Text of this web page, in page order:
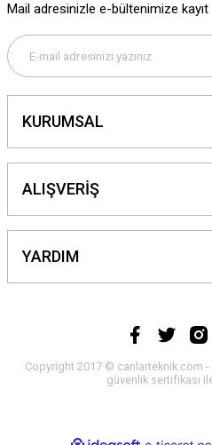
Mail adresinizle e-bültenimize
KURUMSAL
ALIŞVERİŞ
YARDIM
Copyright 2017 © canlarteknik.com -
güvenlik sertifikası